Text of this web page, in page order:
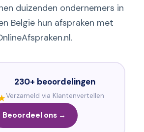
duizenden ondernemers in
België hun afspraken met
230+ beoordelingen
Verzameld via Klantenvertellen
Beoordeel ons →